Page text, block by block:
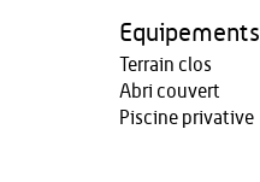
Equipements
Terrain clos
Abri couvert
Piscine privative